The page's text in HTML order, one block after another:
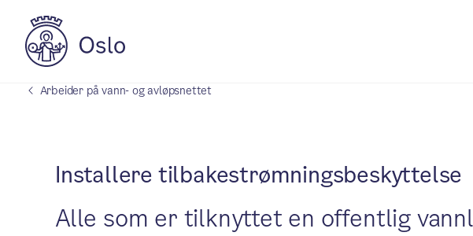
Arbeider på vann- og avløpsnettet
Installere tilbakestrømningsbeskyttelse
Alle som er tilknyttet en offentlig